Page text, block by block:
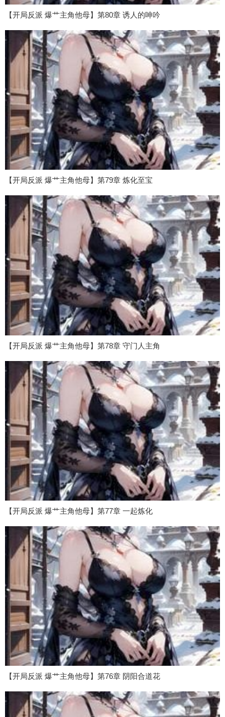
【开局反派 爆艹主角他母】第80章 诱人的呻吟
【开局反派 爆艹主角他母】第79章 炼化至宝
【开局反派 爆艹主角他母】第78章 守门人主角
【开局反派 爆艹主角他母】第77章 一起炼化
【开局反派 爆艹主角他母】第76章 阴阳合道花